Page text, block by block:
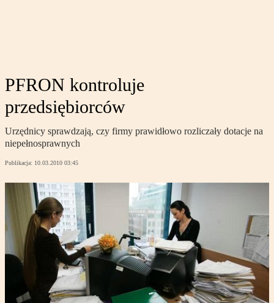
PFRON kontroluje
przedsiębiorców
Urzędnicy sprawdzają, czy firmy prawidłowo rozliczały dotacje na
niepełnosprawnych
Publikacja: 10.03.2010 03:45